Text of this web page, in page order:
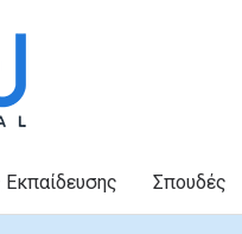
Εκπαίδευσης Σπουδές